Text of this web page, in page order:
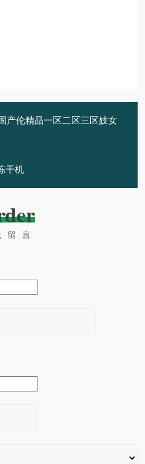
产伦精品一区二区三区妓女
干机
留言